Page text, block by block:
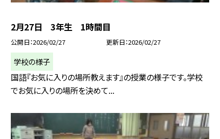
2月27日 3年生 1時間目
公開日 2026/02/27 更新日 2026/02/27
学校の様子
国語『お気に入りの場所教えます』の授業の様子です。学校
でお気に入りの場所を決めて...